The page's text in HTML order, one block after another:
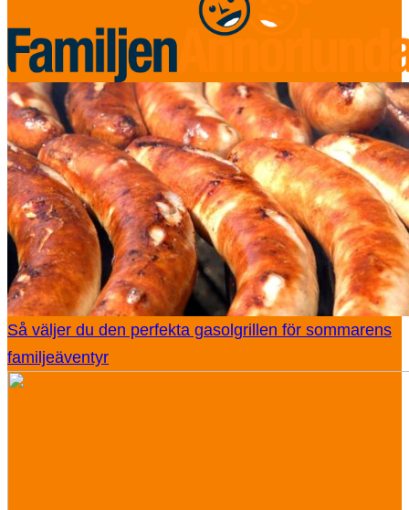
Så väljer du den perfekta gasolgrillen för sommarens
familjeäventyr